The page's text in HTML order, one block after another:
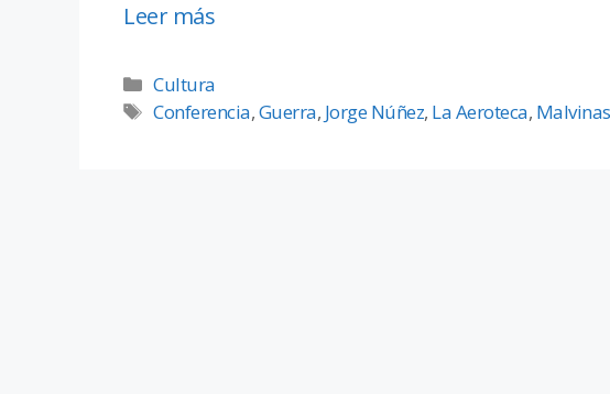
Leer más
Cultura
Conferencia,Guerra, Jorge Núñez, La Aeroteca, Malvinas